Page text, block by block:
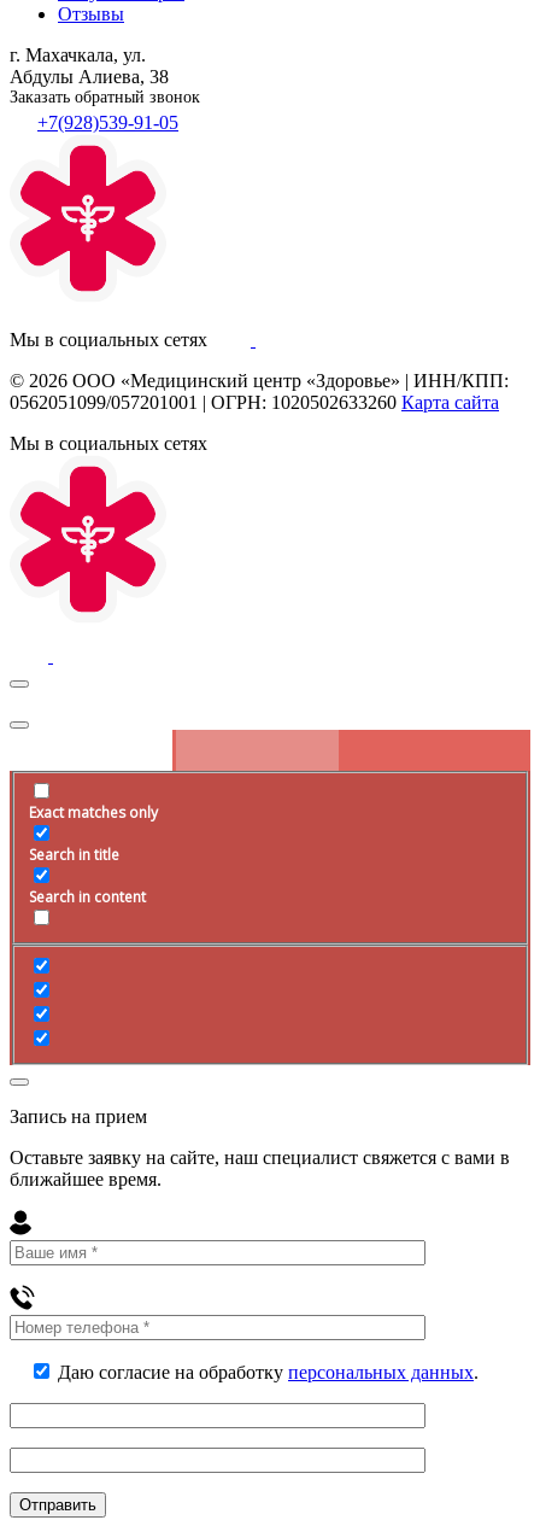
Отзывы
г. Махачкала, ул.
Абдулы Алиева, 38
Заказать обратный звонок
+7(928)539-91-05
Мы в социальных сетях
© 2026 ООО «Медицинский центр «Здоровье» | ИНН/КПП:
0562051099/057201001 | ОГРН: 1020502633260 Карта сайта
Мы в социальных сетях
Exact matches only
Search in title
Search in content
Запись на прием
Оставьте заявку на сайте, наш специалист свяжется с вами в
ближайшее время.
Даю согласие на обработку персональных данных.